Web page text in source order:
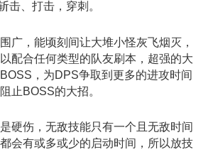
击、打击，穿刺。
广，能顷刻间让大堆小怪灰飞烟灭，
配合任何类型的队友刷本，超强的大
，为DPS争取到更多的进攻时间
止BOSS的大招。
硬伤，无敌技能只有一个且无敌时间
会有或多或少的启动时间，所以放技